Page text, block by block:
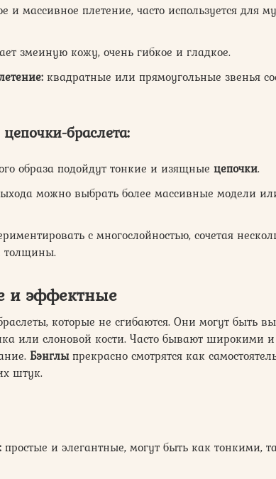
и массивное плетение, часто используется для
змеиную кожу, очень гибкое и гладкое.
квадратные или прямоугольные звенья
браслета:
образа подойдут тонкие и изящные цепочки.
можно выбрать более массивные модели
с многослойностью, сочетая
толщины.
и эффектные
которые не сгибаются. Они могут быть
или слоновой кости. Часто бывают широкими
Бэнглыпрекрасно смотрятся как
штук.
простые и элегантные, могут быть как тонкими,